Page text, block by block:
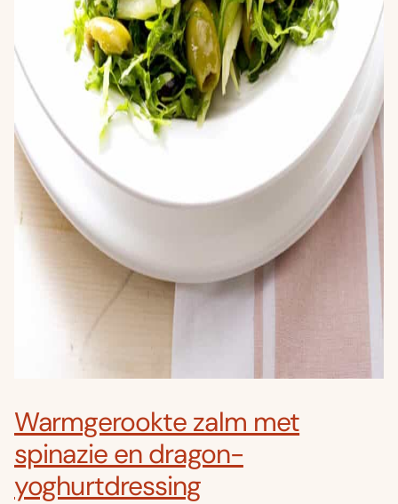
Warmgerookte zalm met
spinazie en dragon-
yoghurtdressing